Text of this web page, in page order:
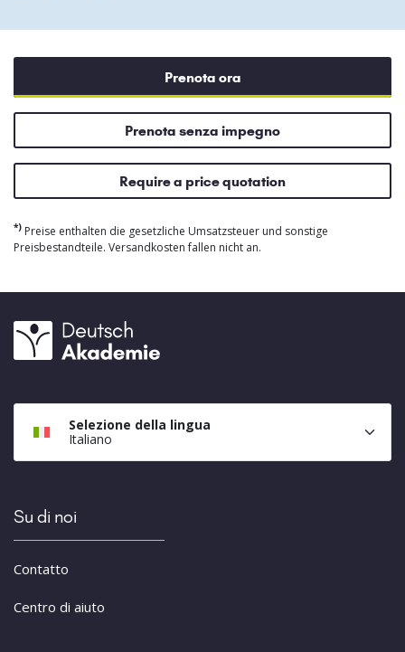
Prenota ora
Prenota senza impegno
Require a price quotation
*) Preise enthalten die gesetzliche Umsatzsteuer und sonstige
Preisbestandteile. Versandkosten fallen nicht an.
Selezione della lingua
Italiano
Su di noi
Contatto
Centro di aiuto